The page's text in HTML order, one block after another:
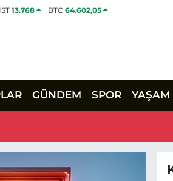
13.768 BTC 64.602,05
GÜNDEM SPOR YAŞAM